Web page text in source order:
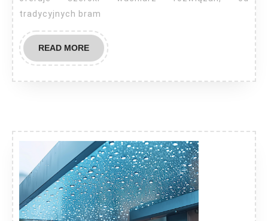
tradycyjnych bram
READ MOREREAD
MORE